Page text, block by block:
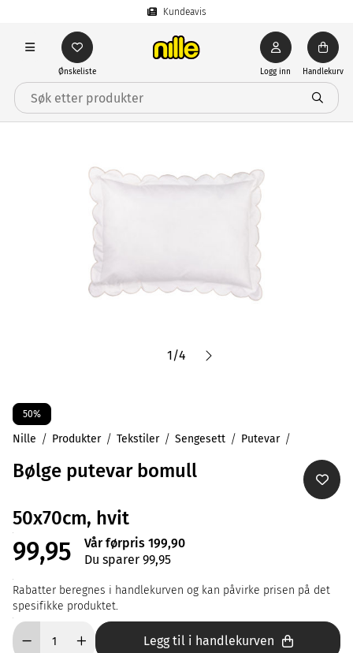
Kundeavis
Ønskeliste Logg inn Handlekurv
1/4
50%
Nille Produkter Tekstiler Sengesett Putevar
Bølge putevar bomull
50x70cm, hvit
99,95
Vår førpris 199,90
Du sparer 99,95
Rabatter beregnes i handlekurven og kan påvirke prisen på det
spesifikke produktet.
Legg til i handlekurven